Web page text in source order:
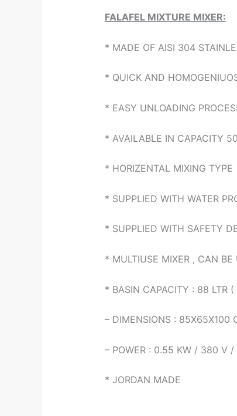
FALAFEL MIXTURE MIXER:
* MADE OF AISI 304
* QUICK AND
* EASY UNLOADING
* AVAILABLE IN CAPACITY
* HORIZENTAL MIXING TYPE
* SUPPLIED WITH WATER
* SUPPLIED WITH SAFETY
* MULTIUSE MIXER , CAN
* BASIN CAPACITY : 88 LTR (
– DIMENSIONS : 85X65X100
– POWER : 0.55 KW / 380 V
* JORDAN MADE